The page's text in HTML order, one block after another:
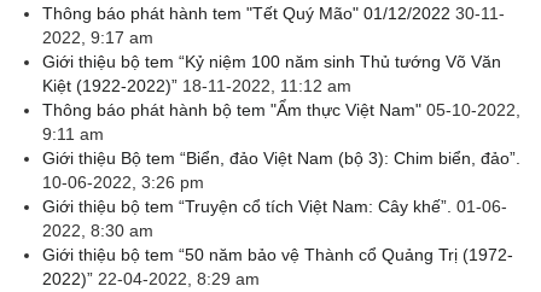
Thông báo phát hành tem "Tết Quý Mão" 01/12/2022 30-11-
2022, 9:17 am
Giới thiệu bộ tem “Kỷ niệm 100 năm sinh Thủ tướng Võ Văn
Kiệt (1922-2022)” 18-11-2022, 11:12 am
Thông báo phát hành bộ tem "Ẩm thực Việt Nam" 05-10-2022,
9:11 am
Giới thiệu Bộ tem “Biển, đảo Việt Nam (bộ 3): Chim biển, đảo”.
10-06-2022, 3:26 pm
Giới thiệu bộ tem “Truyện cổ tích Việt Nam: Cây khế”. 01-06-
2022, 8:30 am
Giới thiệu bộ tem “50 năm bảo vệ Thành cổ Quảng Trị (1972-
2022)” 22-04-2022, 8:29 am